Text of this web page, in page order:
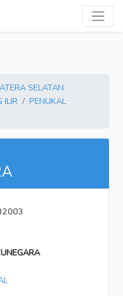
SELATAN
ILIR
PENUKAL